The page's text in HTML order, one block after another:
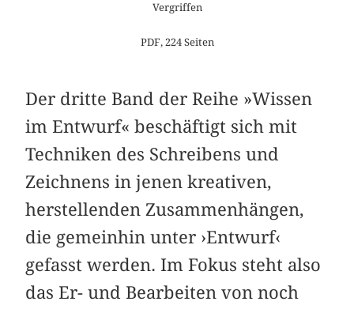
Vergriffen
PDF, 224 Seiten
Der dritte Band der Reihe »Wissen
im Entwurf« ­beschäftigt sich mit
Techniken des Schreibens und
Zeichnens in jenen kreativen,
herstellenden Zusammenhängen,
die gemeinhin unter ›Entwurf‹
gefasst werden. Im Fokus steht also
das Er- und Bearbeiten von noch